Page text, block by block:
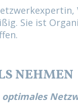
b
e
r
r
i
n
Sie ist
NEHMEN